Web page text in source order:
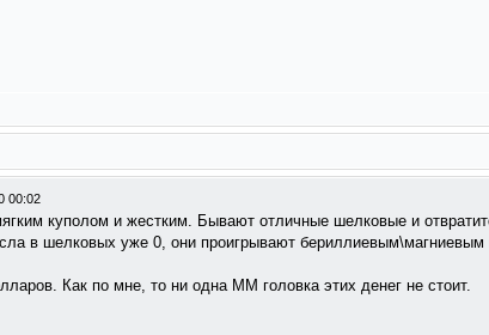
00:02
куполом и жестким. Бывают отличные шелковые и
в шелковых уже 0, они проигрывают
Как по мне, то ни одна ММ головка этих денег не стоит.